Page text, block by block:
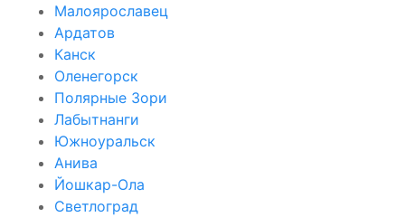
Малоярославец
Ардатов
Канск
Оленегорск
Полярные Зори
Лабытнанги
Южноуральск
Анива
Йошкар-Ола
Светлоград